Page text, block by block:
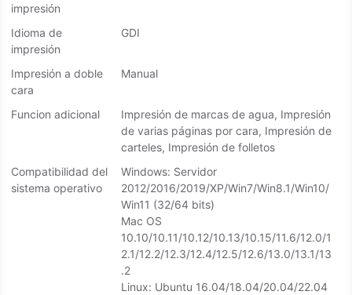
impresión
Idioma de
impresión
GDI
Impresión a doble
cara
Manual
Funcion adicional
Impresión de marcas de agua, Impresión
de varias páginas por cara, Impresión de
carteles, Impresión de folletos
Compatibilidad del
sistema operativo
Windows: Servidor
2012/2016/2019/XP/Win7/Win8.1/Win10/
Win11 (32/64 bits)
Mac OS
10.10/10.11/10.12/10.13/10.15/11.6/12.0/1
2.1/12.2/12.3/12.4/12.5/12.6/13.0/13.1/13
.2
Linux: Ubuntu 16.04/18.04/20.04/22.04